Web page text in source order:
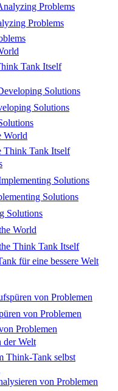
Problems
Problems
Tank Itself
Solutions
Solutions
World
Tank Itself
Solutions
Solutions
Solutions
World
Think Tank Itself
für eine bessere Welt
von Problemen
von Problemen
Problemen
Welt
Think-Tank selbst
von Problemen